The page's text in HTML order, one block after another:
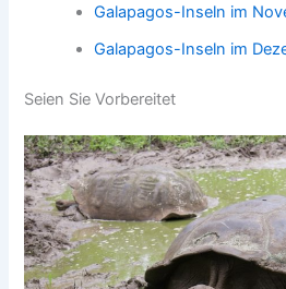
Galapagos-Inseln im
Galapagos-Inseln im
Seien Sie Vorbereitet